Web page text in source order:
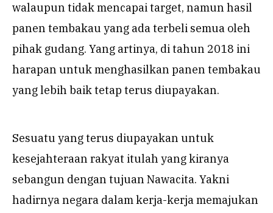
walaupun tidak mencapai target, namun hasil
panen tembakau yang ada terbeli semua oleh
pihak gudang. Yang artinya, di tahun 2018 ini
harapan untuk menghasilkan panen tembakau
yang lebih baik tetap terus diupayakan.
Sesuatu yang terus diupayakan untuk
kesejahteraan rakyat itulah yang kiranya
sebangun dengan tujuan Nawacita. Yakni
hadirnya negara dalam kerja-kerja memajukan